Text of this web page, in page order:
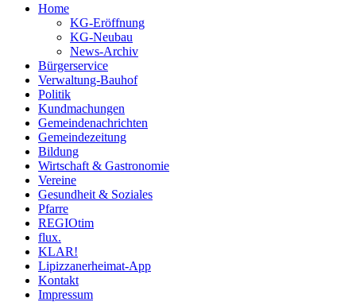
Home
KG-Eröffnung
KG-Neubau
News-Archiv
Bürgerservice
Verwaltung-Bauhof
Politik
Kundmachungen
Gemeindenachrichten
Gemeindezeitung
Bildung
Wirtschaft & Gastronomie
Vereine
Gesundheit & Soziales
Pfarre
REGIOtim
flux.
KLAR!
Lipizzanerheimat-App
Kontakt
Impressum